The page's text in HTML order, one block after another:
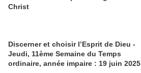
Christ
Discerner et choisir l’Esprit de Dieu -
Jeudi, 11ème Semaine du Temps
ordinaire, année impaire : 19 juin 2025